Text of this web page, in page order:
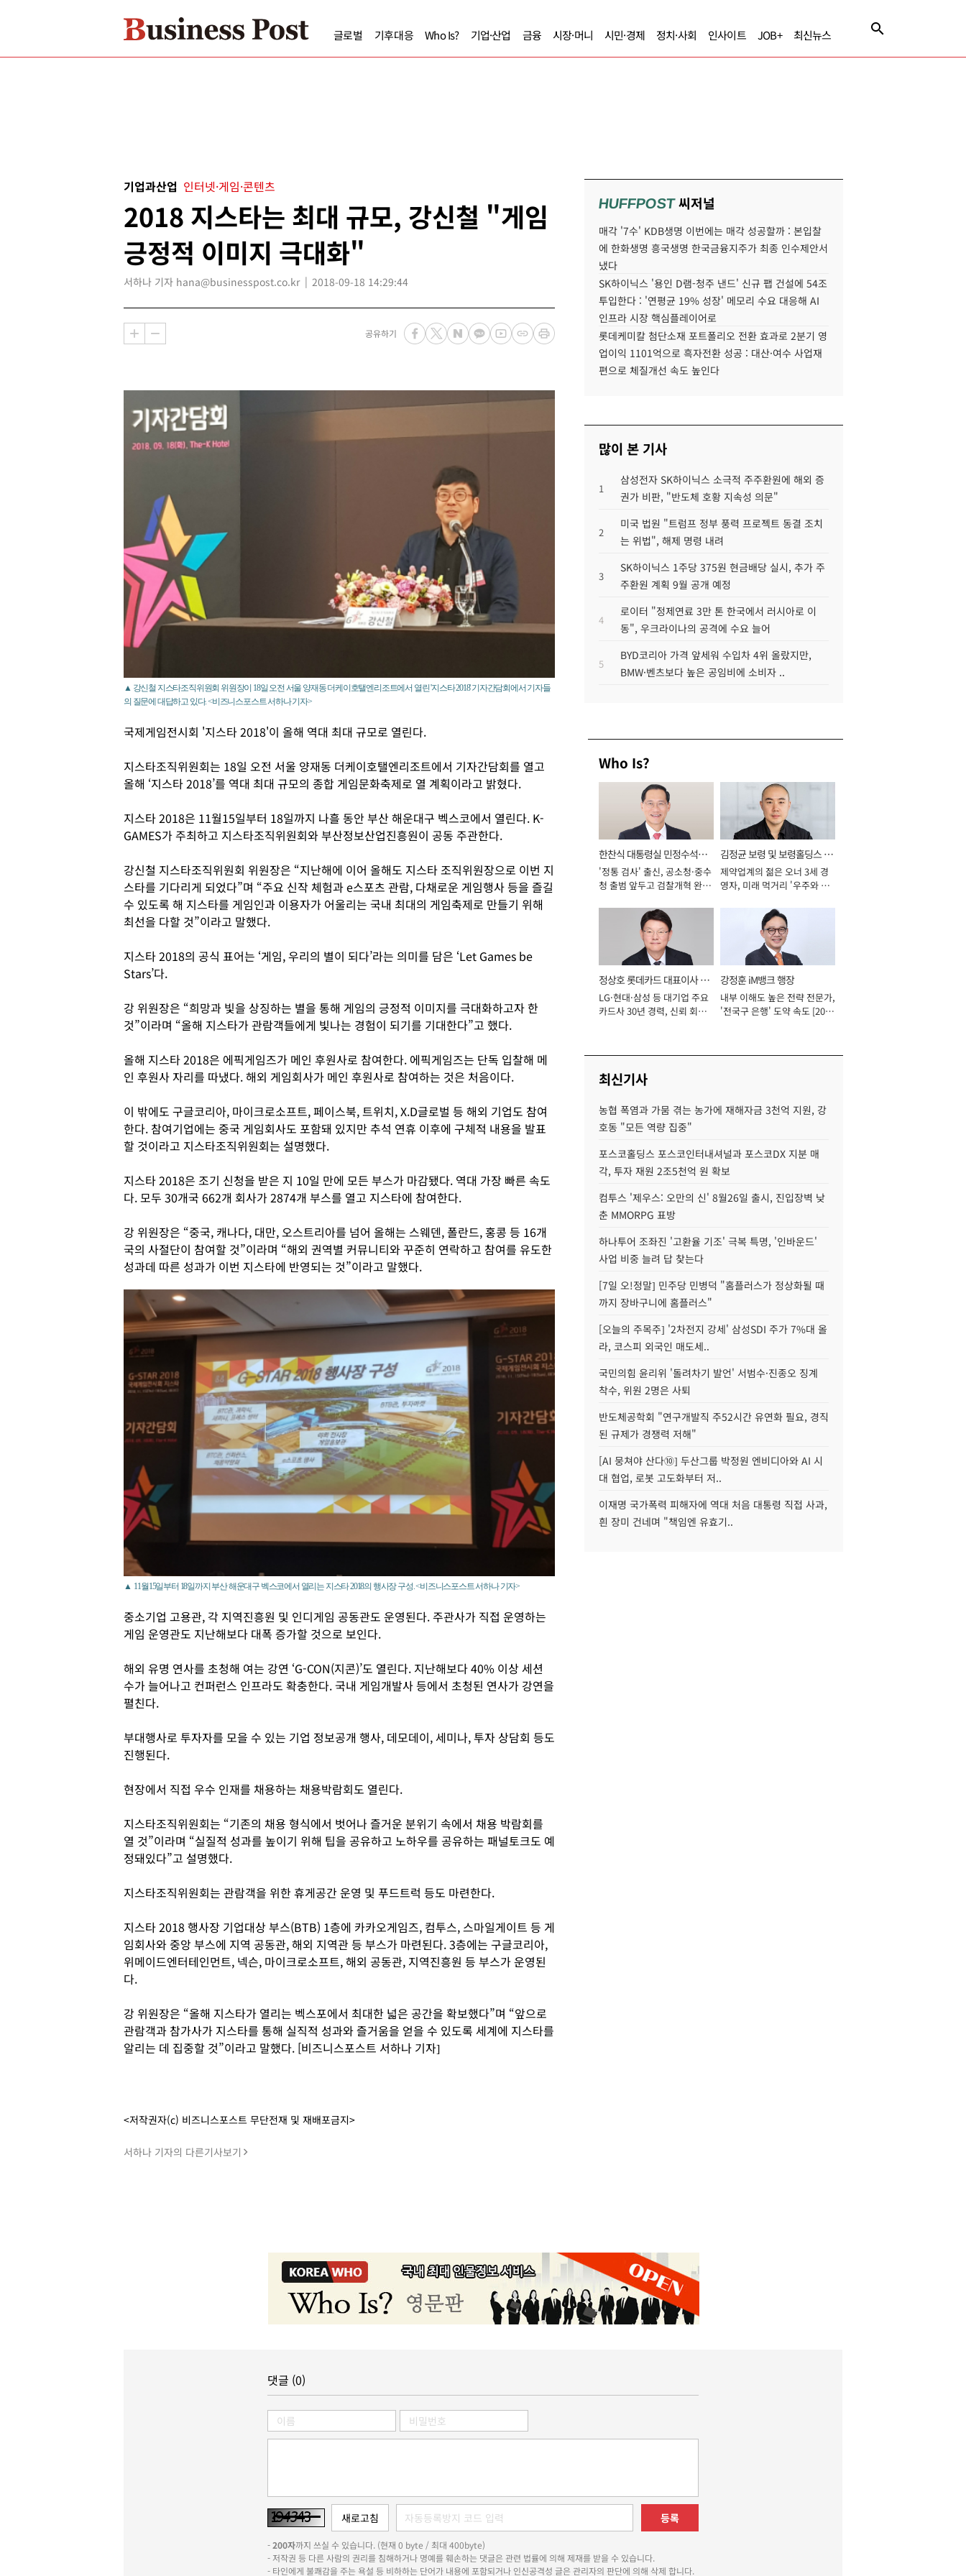
글로벌 기후대응 Who Is? 기업·산업 금융 시장·머니 시민·경제 정치·사회 인사이트 JOB+ 최신뉴스
기업과산업 인터넷·게임·콘텐츠
2018 지스타는 최대 규모, 강신철 "게임
긍정적 이미지 극대화"
서하나 기자 hana@businesspost.co.kr 2018-09-18 14:29:44
공유하기
▲ 강신철 지스타조직위원회 위원장이 18일 오전 서울 양재동 더케이호탤엔리조트에서 열린 '지스타 2018' 기자간담회에서 기자들
의 질문에 대답하고 있다. <비즈니스포스트 서하나 기자>
국제게임전시회 '지스타 2018'이 올해 역대 최대 규모로 열린다.
지스타조직위원회는 18일 오전 서울 양재동 더케이호탤엔리조트에서 기자간담회를 열고
올해 ‘지스타 2018’를 역대 최대 규모의 종합 게임문화축제로 열 계획이라고 밝혔다.
지스타 2018은 11월15일부터 18일까지 나흘 동안 부산 해운대구 벡스코에서 열린다. K-
GAMES가 주최하고 지스타조직위원회와 부산정보산업진흥원이 공동 주관한다.
강신철 지스타조직위원회 위원장은 “지난해에 이어 올해도 지스타 조직위원장으로 이번 지
스타를 기다리게 되었다”며 “주요 신작 체험과 e스포츠 관람, 다채로운 게임행사 등을 즐길
수 있도록 해 지스타를 게임인과 이용자가 어울리는 국내 최대의 게임축제로 만들기 위해
최선을 다할 것”이라고 말했다.
지스타 2018의 공식 표어는 ‘게임, 우리의 별이 되다’라는 의미를 담은 ‘Let Games be
Stars’다.
강 위원장은 “희망과 빛을 상징하는 별을 통해 게임의 긍정적 이미지를 극대화하고자 한
것”이라며 “올해 지스타가 관람객들에게 빛나는 경험이 되기를 기대한다”고 했다.
올해 지스타 2018은 에픽게임즈가 메인 후원사로 참여한다. 에픽게임즈는 단독 입찰해 메
인 후원사 자리를 따냈다. 해외 게임회사가 메인 후원사로 참여하는 것은 처음이다.
이 밖에도 구글코리아, 마이크로소프트, 페이스북, 트위치, X.D글로벌 등 해외 기업도 참여
한다. 참여기업에는 중국 게임회사도 포함돼 있지만 추석 연휴 이후에 구체적 내용을 발표
할 것이라고 지스타조직위원회는 설명했다.
지스타 2018은 조기 신청을 받은 지 10일 만에 모든 부스가 마감됐다. 역대 가장 빠른 속도
다. 모두 30개국 662개 회사가 2874개 부스를 열고 지스타에 참여한다.
강 위원장은 “중국, 캐나다, 대만, 오스트리아를 넘어 올해는 스웨덴, 폴란드, 홍콩 등 16개
국의 사절단이 참여할 것”이라며 “해외 권역별 커뮤니티와 꾸준히 연락하고 참여를 유도한
성과데 따른 성과가 이번 지스타에 반영되는 것”이라고 말했다.
▲ 11월15일부터 18일까지 부산 해운대구 벡스코에서 열리는 지스타 2018의 행사장 구성. <비즈니스포스트 서하나 기자>
중소기업 고용관, 각 지역진흥원 및 인디게임 공동관도 운영된다. 주관사가 직접 운영하는
게임 운영관도 지난해보다 대폭 증가할 것으로 보인다.
해외 유명 연사를 초청해 여는 강연 ‘G-CON(지콘)’도 열린다. 지난해보다 40% 이상 세션
수가 늘어나고 컨퍼런스 인프라도 확충한다. 국내 게임개발사 등에서 초청된 연사가 강연을
펼친다.
부대행사로 투자자를 모을 수 있는 기업 정보공개 행사, 데모데이, 세미나, 투자 상담회 등도
진행된다.
현장에서 직접 우수 인재를 채용하는 채용박람회도 열린다.
지스타조직위원회는 “기존의 채용 형식에서 벗어나 즐거운 분위기 속에서 채용 박람회를
열 것”이라며 “실질적 성과를 높이기 위해 팁을 공유하고 노하우를 공유하는 패널토크도 예
정돼있다”고 설명했다.
지스타조직위원회는 관람객을 위한 휴게공간 운영 및 푸드트럭 등도 마련한다.
지스타 2018 행사장 기업대상 부스(BTB) 1층에 카카오게임즈, 컴투스, 스마일게이트 등 게
임회사와 중앙 부스에 지역 공동관, 해외 지역관 등 부스가 마련된다. 3층에는 구글코리아,
위메이드엔터테인먼트, 넥슨, 마이크로소프트, 해외 공동관, 지역진흥원 등 부스가 운영된
다.
강 위원장은 “올해 지스타가 열리는 벡스포에서 최대한 넓은 공간을 확보했다”며 “앞으로
관람객과 참가사가 지스타를 통해 실직적 성과와 즐거움을 얻을 수 있도록 세계에 지스타를
알리는 데 집중할 것”이라고 말했다. [비즈니스포스트 서하나 기자]
<저작권자(c) 비즈니스포스트 무단전재 및 재배포금지>
서하나 기자의 다른기사보기
HUFFPOST씨저널
매각 '7수' KDB생명 이번에는 매각 성공할까 : 본입찰
에 한화생명 흥국생명 한국금융지주가 최종 인수제안서
냈다
SK하이닉스 '용인 D램-청주 낸드' 신규 팹 건설에 54조
투입한다 : '연평균 19% 성장' 메모리 수요 대응해 AI
인프라 시장 핵심플레이어로
롯데케미칼 첨단소재 포트폴리오 전환 효과로 2분기 영
업이익 1101억으로 흑자전환 성공 : 대산·여수 사업재
편으로 체질개선 속도 높인다
많이 본 기사
1
삼성전자 SK하이닉스 소극적 주주환원에 해외 증
권가 비판, "반도체 호황 지속성 의문"
2
미국 법원 "트럼프 정부 풍력 프로젝트 동결 조치
는 위법", 해제 명령 내려
3
SK하이닉스 1주당 375원 현금배당 실시, 추가 주
주환원 계획 9월 공개 예정
4
로이터 "정제연료 3만 톤 한국에서 러시아로 이
동", 우크라이나의 공격에 수요 늘어
5
BYD코리아 가격 앞세워 수입차 4위 올랐지만,
BMW·벤츠보다 높은 공임비에 소비자 ..
Who Is?
한찬식 대통령실 민정수석비
서관
'정통 검사' 출신, 공소청·중수
청 출범 앞두고 검찰개혁 완수
김정균 보령 및 보령홀딩스 대
표이사 사장
제약업계의 젊은 오너 3세 경
영자, 미래 먹거리 '우주와 헬
정상호 롯데카드 대표이사 사
장
LG·현대·삼성 등 대기업 주요
카드사 30년 경력, 신뢰 회복
강정훈 iM뱅크 행장
내부 이해도 높은 전략 전문가,
'전국구 은행' 도약 속도 [2026
최신기사
농협 폭염과 가뭄 겪는 농가에 재해자금 3천억 지원, 강
호동 "모든 역량 집중"
포스코홀딩스 포스코인터내셔널과 포스코DX 지분 매
각, 투자 재원 2조5천억 원 확보
컴투스 '제우스: 오만의 신' 8월26일 출시, 진입장벽 낮
춘 MMORPG 표방
하나투어 조좌진 '고환율 기조' 극복 특명, '인바운드'
사업 비중 늘려 답 찾는다
[7일 오!정말] 민주당 민병덕 "홈플러스가 정상화될 때
까지 장바구니에 홈플러스"
[오늘의 주목주] '2차전지 강세' 삼성SDI 주가 7%대 올
라, 코스피 외국인 매도세..
국민의힘 윤리위 '돌려차기 발언' 서범수·진종오 징계
착수, 위원 2명은 사퇴
반도체공학회 "연구개발직 주52시간 유연화 필요, 경직
된 규제가 경쟁력 저해"
[AI 뭉쳐야 산다⑩] 두산그룹 박정원 엔비디아와 AI 시
대 협업, 로봇 고도화부터 저..
이재명 국가폭력 피해자에 역대 처음 대통령 직접 사과,
흰 장미 건네며 "책임엔 유효기..
댓글 (0)
등록
-200자까지 쓰실 수 있습니다. (현재 0 byte / 최대 400byte)
- 저작권 등 다른 사람의 권리를 침해하거나 명예를 훼손하는 댓글은 관련 법률에 의해 제재를 받을 수 있습니다.
- 타인에게 불쾌감을 주는 욕설 등 비하하는 단어가 내용에 포함되거나 인신공격성 글은 관리자의 판단에 의해 삭제 합니다.